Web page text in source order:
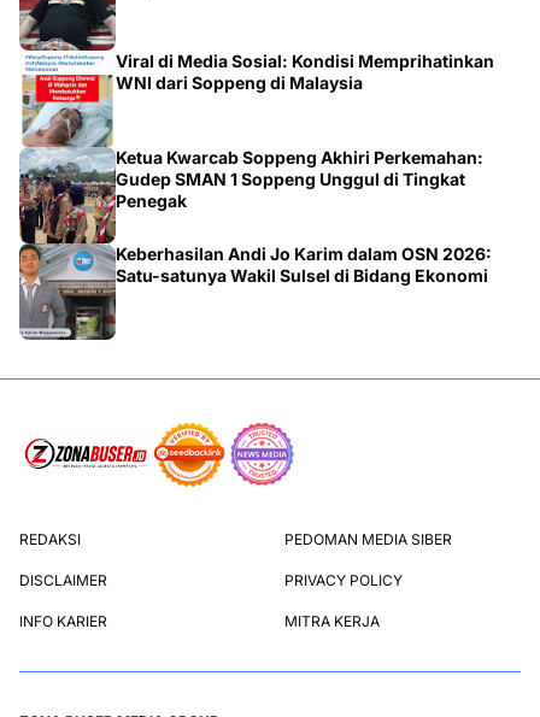
Viral di Media Sosial: Kondisi Memprihatinkan
WNI dari Soppeng di Malaysia
Ketua Kwarcab Soppeng Akhiri Perkemahan:
Gudep SMAN 1 Soppeng Unggul di Tingkat
Penegak
Keberhasilan Andi Jo Karim dalam OSN 2026:
Satu-satunya Wakil Sulsel di Bidang Ekonomi
REDAKSI PEDOMAN MEDIA SIBER
DISCLAIMER PRIVACY POLICY
INFO KARIER MITRA KERJA